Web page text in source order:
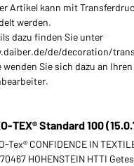
Artikel kann mit
werden.
dazu finden Sie unter
de/decoration/
wenden Sie sich dazu an
TEX® Standard 100
Tex® CONFIDENCE IN
HOHENSTEIN HTTI